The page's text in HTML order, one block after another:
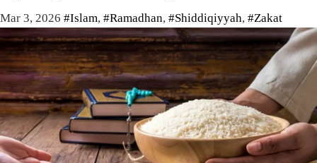
Mar 3, 2026 #Islam, #Ramadhan, #Shiddiqiyyah, #Zakat